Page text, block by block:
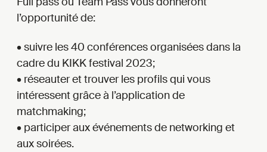
l’opportunité de:
• suivre les 40 conférences organisées dans la
cadre du KIKK festival 2023;
• réseauter et trouver les profils qui vous
intéressent grâce à l’application de
matchmaking;
• participer aux événements de networking et
aux soirées.